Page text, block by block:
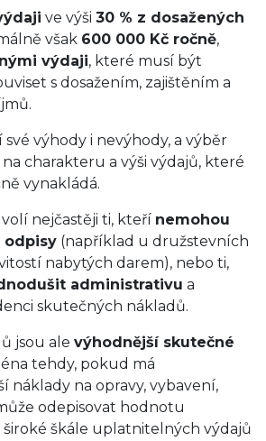
ve výši 30 % z dosažených
však 600 000 Kč ročně,
výdaji, které musí být
s dosažením, zajištěním a
výhody i nevýhody, a výběr
charakteru a výši výdajů, které
vynakládá.
volí nejčastěji ti, kteří nemohou
odpisy (například u družstevních
nabytých darem), nebo ti,
administrativu a
skutečných nákladů.
jsou ale výhodnější skutečné
tehdy, pokud má
náklady na opravy, vybavení,
odepisovat hodnotu
široké škále uplatnitelných výdajů